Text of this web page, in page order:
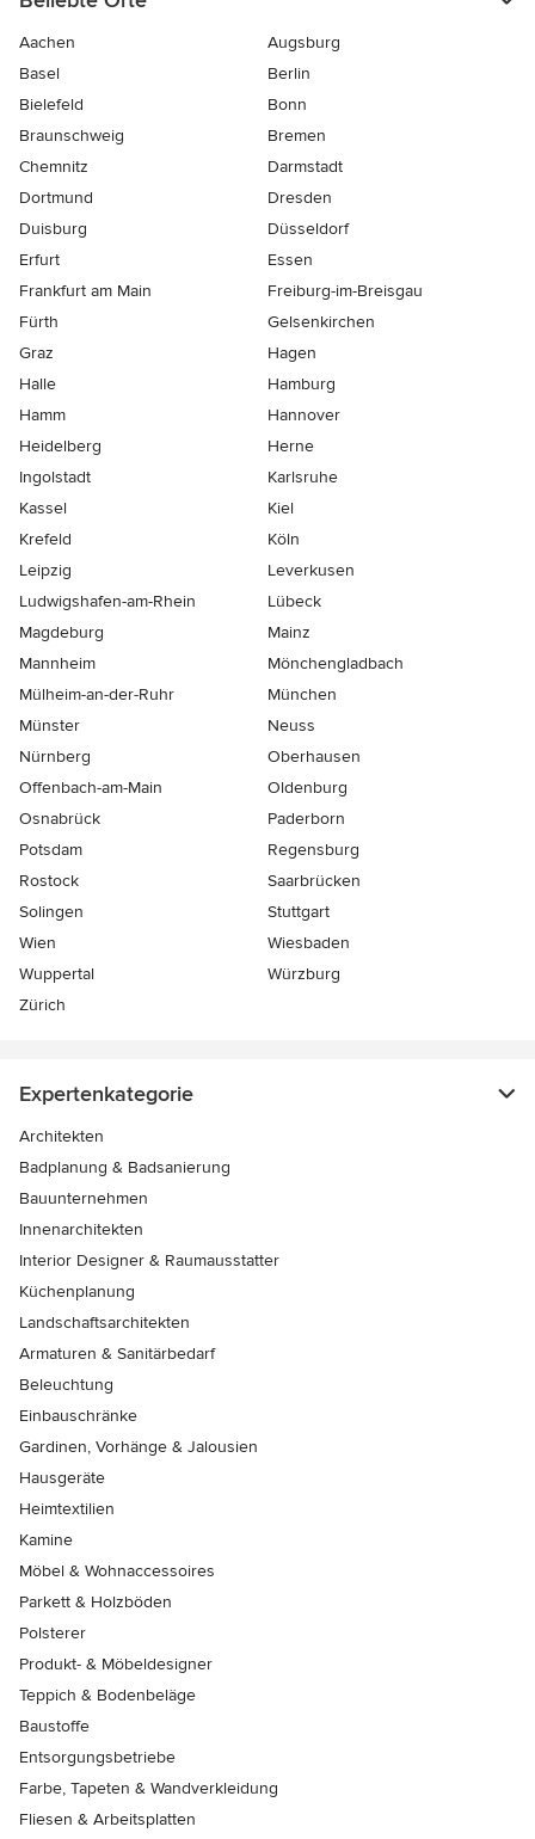
Aachen
Augsburg
Basel
Berlin
Bielefeld
Bonn
Braunschweig
Bremen
Chemnitz
Darmstadt
Dortmund
Dresden
Duisburg
Düsseldorf
Erfurt
Essen
Frankfurt am Main
Freiburg-im-Breisgau
Fürth
Gelsenkirchen
Graz
Hagen
Halle
Hamburg
Hamm
Hannover
Heidelberg
Herne
Ingolstadt
Karlsruhe
Kassel
Kiel
Krefeld
Köln
Leipzig
Leverkusen
Ludwigshafen-am-Rhein
Lübeck
Magdeburg
Mainz
Mannheim
Mönchen­gladbach
Mülheim-an-der-Ruhr
München
Münster
Neuss
Nürnberg
Oberhausen
Offenbach-am-Main
Oldenburg
Osnabrück
Paderborn
Potsdam
Regensburg
Rostock
Saarbrücken
Solingen
Stuttgart
Wien
Wiesbaden
Wuppertal
Würzburg
Zürich
Expertenkategorie
Architekten
Badplanung & Badsanierung
Bauunternehmen
Innenarchitekten
Interior Designer & Raumausstatter
Küchenplanung
Landschaftsarchitekten
Armaturen & Sanitärbedarf
Beleuchtung
Einbauschränke
Gardinen, Vorhänge & Jalousien
Hausgeräte
Heimtextilien
Kamine
Möbel & Wohnaccessoires
Parkett & Holzböden
Polsterer
Produkt- & Möbeldesigner
Teppich & Bodenbeläge
Baustoffe
Entsorgungsbetriebe
Farbe, Tapeten & Wandverkleidung
Fliesen & Arbeitsplatten